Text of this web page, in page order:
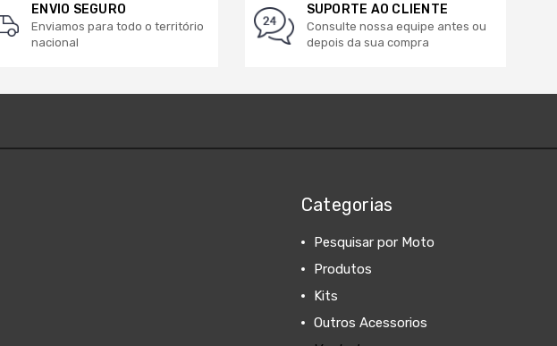
ENVIO SEGURO
Enviamos para todo o território
nacional
SUPORTE AO CLIENTE
Consulte nossa equipe antes ou
depois da sua compra
Categorias
Pesquisar por Moto
Produtos
Kits
Outros Acessorios